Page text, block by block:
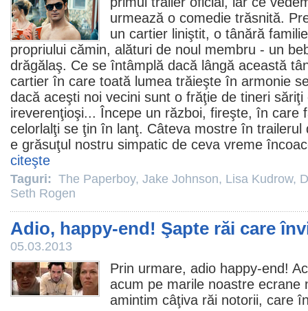
urmează o comedie trăsnită.
un cartier liniştit, o tânără
propriului cămin, alături de noul membru - un
drăgălaş. Ce se întâmplă dacă lângă această
cartier în care toată lumea trăieşte în armonie
dacă aceşti noi vecini sunt o frăţie de tineri
ireverenţioşi... Începe un război, fireşte, în care
celorlalţi se ţin în lanţ. Câteva mostre în trailerul
e grăsuţul nostru simpatic de ceva vreme
citeşte
Taguri: The Paperboy, Jake Johnson, Lisa Kudrow,
Seth Rogen
Adio, happy-end! Şapte răi care
05.03.2013
Prin urmare, adio happy-end!
acum pe marile noastre ecrane
amintim câţiva răi notorii, care